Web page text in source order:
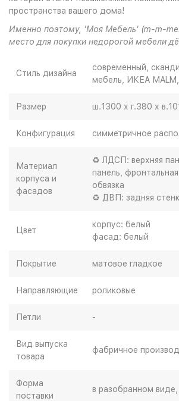
пространства вашего дома!
Именно поэтому, 'Моя Мебель' (m-m-
место для покупки недорогой мебели
Стиль дизайна
современный,
мебель, ИКЕА
Размер ш.1300 х г.380 х
Конфигурация симметричное
Материал
корпуса и
фасадов
♻ ЛДСП: верхняя
панель,
обвязка
♻ ДВП: задняя
Цвет
корпус: белый
фасад: белый
Покрытие матовое гладкое
Направляющие роликовые
Петли -
Вид выпуска
товара
фабричное
Форма
поставки
в разобранном виде,